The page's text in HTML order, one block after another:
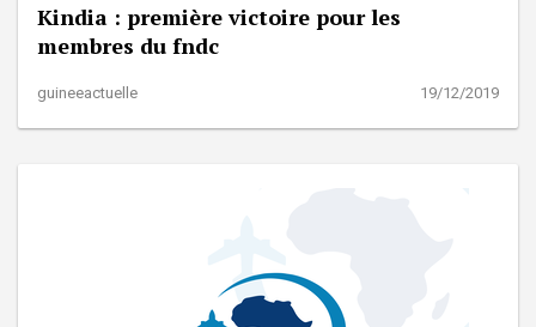
Kindia : première victoire pour les
membres du fndc
guineeactuelle 19/12/2019